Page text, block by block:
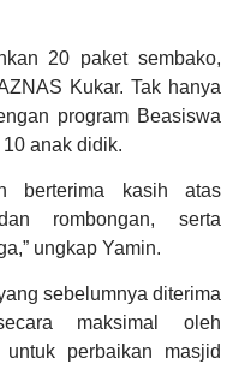
20 paket sembako,
Kukar. Tak hanya
program Beasiswa
anak didik.
berterima kasih atas
rombongan, serta
ungkap Yamin.
sebelumnya diterima
maksimal oleh
untuk perbaikan masjid